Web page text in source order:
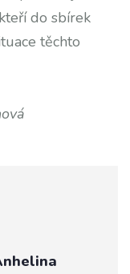
do sbírek
těchto